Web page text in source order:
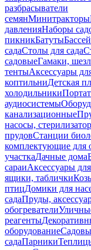
разбрасыватели
семянМинитракторы
давленияНаборы
пикникБатуты
садаСтолы для сада
садовыеГамаки,
тентыАксессуары
коптильниДетская
холодильники
аудиосистемы
канализационные
насосы,
прудовСтанции
комплектующие для
участкаДачные дома
сараиАксессуары
ящики, таблички
птицДомики для
садаПруды,
обогреватели
реагенты
оборудование
садаПарники